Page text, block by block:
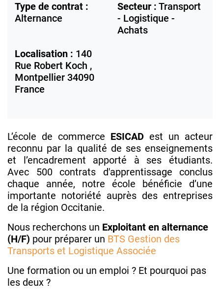
Type de contrat :
Alternance
Secteur : Transport
- Logistique -
Achats
Localisation : 140
Rue Robert Koch ,
Montpellier 34090
France
L’école de commerce ESICAD est un acteur
reconnu par la qualité de ses enseignements
et l’encadrement apporté à ses étudiants.
Avec 500 contrats d'apprentissage conclus
chaque année, notre école bénéficie d’une
importante notoriété auprès des entreprises
de la région Occitanie.
Nous recherchons un Exploitant en alternance
(H/F) pour préparer un BTS Gestion des
Transports et Logistique Associée
Une formation ou un emploi ? Et pourquoi pas
les deux ?